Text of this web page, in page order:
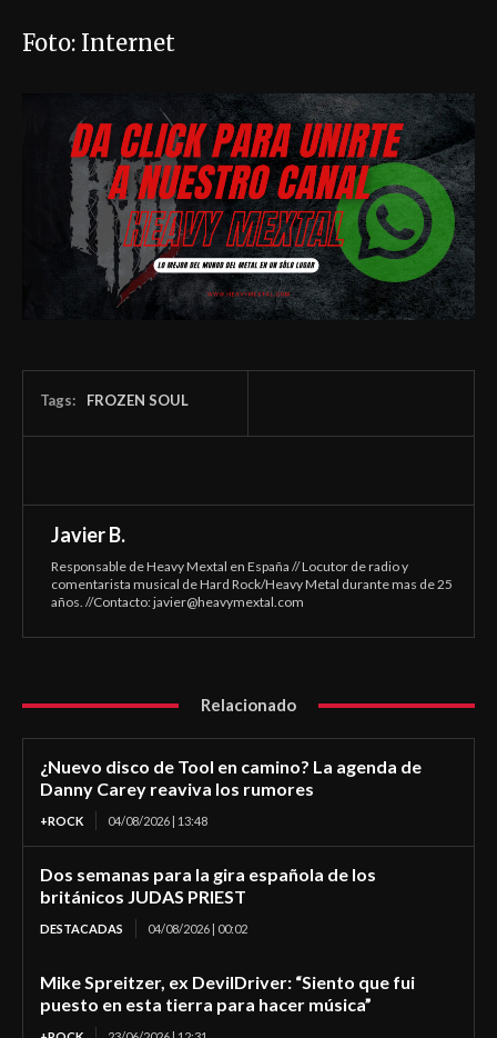
Foto: Internet
Tags: FROZEN SOUL
Javier B.
Responsable de Heavy Mextal en España // Locutor de radio y
comentarista musical de Hard Rock/Heavy Metal durante mas de 25
años. //Contacto:javier@heavymextal.com
Relacionado
¿Nuevo disco de Tool en camino? La agenda de
Danny Carey reaviva los rumores
+ROCK 04/08/2026 | 13:48
Dos semanas para la gira española de los
británicos JUDAS PRIEST
DESTACADAS 04/08/2026 | 00:02
Mike Spreitzer, ex DevilDriver: “Siento que fui
puesto en esta tierra para hacer música”